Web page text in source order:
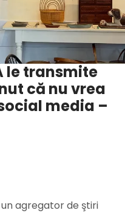
le transmite
că nu vrea
media –
agregator de ştiri